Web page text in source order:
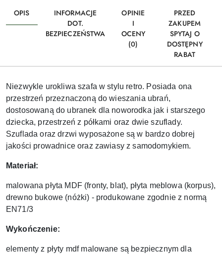
OPIS
INFORMACJE
DOT.
BEZPIECZEŃSTWA
OPINIE
I
OCENY
(0)
PRZED
ZAKUPEM
SPYTAJ O
DOSTĘPNY
RABAT
Niezwykle urokliwa szafa w stylu retro. Posiada ona
przestrzeń przeznaczoną do wieszania ubrań,
dostosowaną do ubranek dla noworodka jak i starszego
dziecka, przestrzeń z półkami oraz dwie szuflady.
Szuflada oraz drzwi wyposażone są w bardzo dobrej
jakości prowadnice oraz zawiasy z samodomykiem.
Materiał:
malowana płyta MDF (fronty, blat), płyta meblowa (korpus),
drewno bukowe (nóżki) - produkowane zgodnie z normą
EN71/3
Wykończenie:
elementy z płyty mdf malowane są bezpiecznym dla